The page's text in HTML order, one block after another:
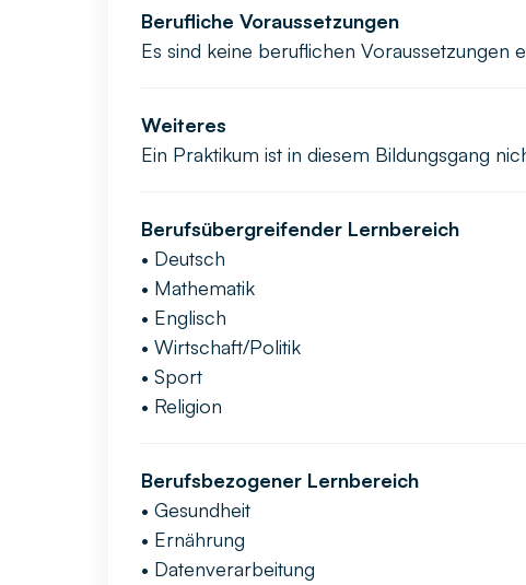
Berufliche Voraussetzungen
Es sind keine beruflichen Voraussetzungen
Weiteres
Ein Praktikum ist in diesem Bildungsgang
Berufsübergreifender Lernbereich
• Deutsch
• Mathematik
• Englisch
• Wirtschaft/Politik
• Sport
• Religion
Berufsbezogener Lernbereich
• Gesundheit
• Ernährung
• Datenverarbeitung